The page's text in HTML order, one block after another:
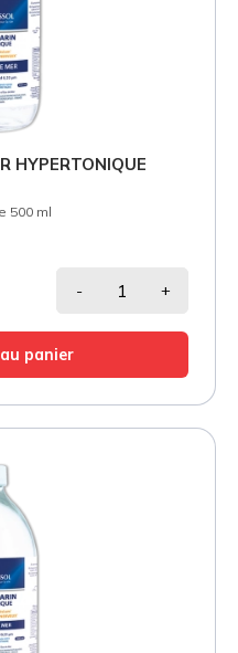
HYPERTONIQUE
500 ml
- +
panier